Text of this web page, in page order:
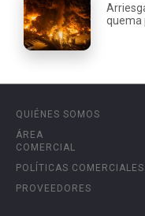
quema
QUIÉNES SOMOS
ÁREA
COMERCIAL
POLÍTICAS COMERCIALES
PROVEEDORES